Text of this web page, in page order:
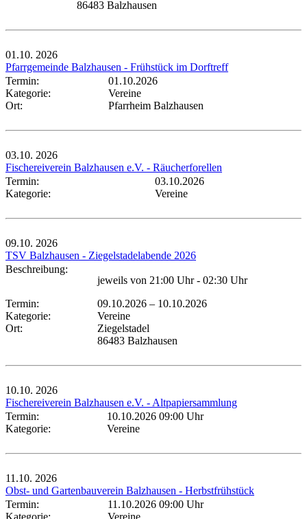
86483 Balzhausen
01.10. 2026
Pfarrgemeinde Balzhausen - Frühstück im Dorftreff
Termin:
01.10.2026
Kategorie:
Vereine
Ort:
Pfarrheim Balzhausen
03.10. 2026
Fischereiverein Balzhausen e.V. - Räucherforellen
Termin:
03.10.2026
Kategorie:
Vereine
09.10. 2026
TSV Balzhausen - Ziegelstadelabende 2026
Beschreibung:
jeweils von 21:00 Uhr - 02:30 Uhr
Termin:
09.10.2026 – 10.10.2026
Kategorie:
Vereine
Ort:
Ziegelstadel
86483 Balzhausen
10.10. 2026
Fischereiverein Balzhausen e.V. - Altpapiersammlung
Termin:
10.10.2026 09:00 Uhr
Kategorie:
Vereine
11.10. 2026
Obst- und Gartenbauverein Balzhausen - Herbstfrühstück
Termin:
11.10.2026 09:00 Uhr
Kategorie:
Vereine